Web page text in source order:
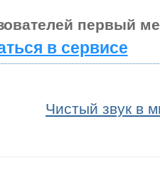
первый
в сервисе
Чистый звук в